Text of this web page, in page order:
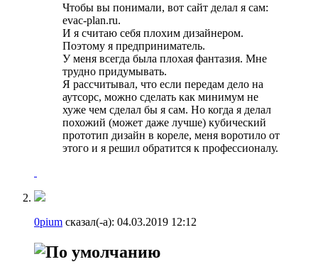
Чтобы вы понимали, вот сайт делал я сам:
evac-plan.ru.
И я считаю себя плохим дизайнером.
Поэтому я предприниматель.
У меня всегда была плохая фантазия. Мне
трудно придумывать.
Я рассчитывал, что если передам дело на
аутсорс, можно сделать как минимум не
хуже чем сделал бы я сам. Но когда я делал
похожий (может даже лучше) кубический
прототип дизайн в кореле, меня воротило от
этого и я решил обратится к профессионалу.
0pium сказал(-а): 04.03.2019 12:12